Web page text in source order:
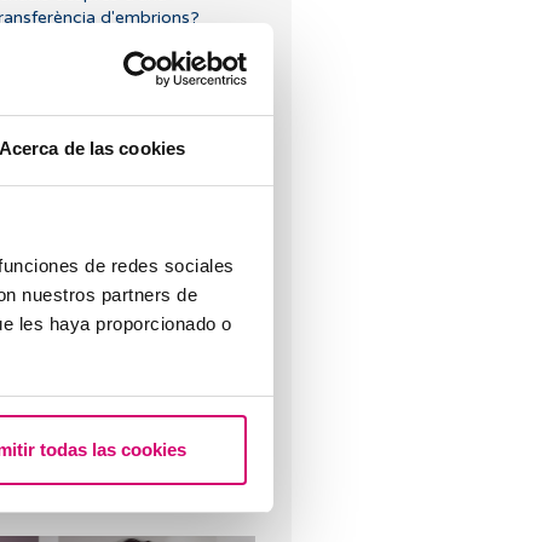
Acerca de las cookies
de redes sociales
nuestros partners de
les haya proporcionado o
todas las cookies
d'embrions?
s’ha de fer si la menstruació